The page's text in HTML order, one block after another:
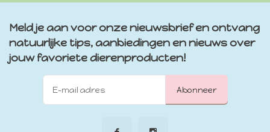
Meld je aan voor onze nieuwsbrief en ontvang
natuurlijke tips, aanbiedingen en nieuws over
jouw favoriete dierenproducten!
Abonneer